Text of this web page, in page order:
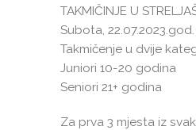
TAKMIČINJE U
Subota, 22.07.2023.god.
Takmičenje u dvije
Juniori 10-20 godina
Seniori 21+ godina
Za prva 3 mjesta iz